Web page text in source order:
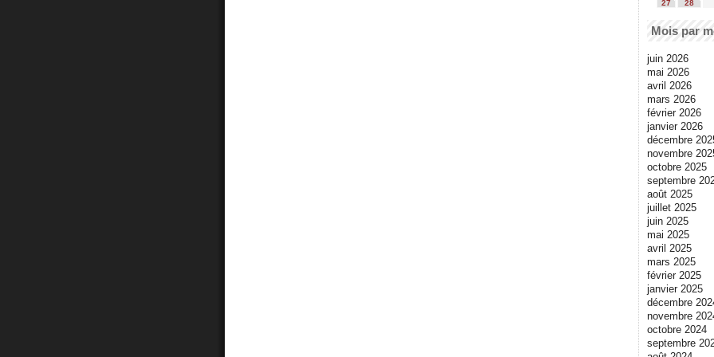
27
28
Mois par
juin 2026
mai 2026
avril 2026
mars 2026
février 2026
janvier 2026
décembre
novembre
octobre 2025
septembre
août 2025
juillet 2025
juin 2025
mai 2025
avril 2025
mars 2025
février 2025
janvier 2025
décembre
novembre
octobre 2024
septembre